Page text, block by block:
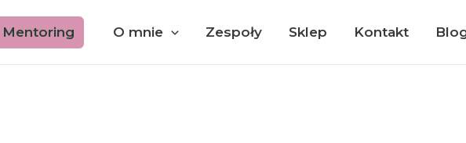
Mentoring O mnie Zespoły Sklep Kontakt